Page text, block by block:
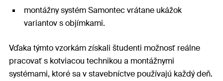
montážny systém Samontec vrátane ukážok
variantov s objímkami.
Vďaka týmto vzorkám získali študenti možnosť reálne
pracovať s kotviacou technikou a montážnymi
systémami, ktoré sa v stavebníctve používajú každý deň.